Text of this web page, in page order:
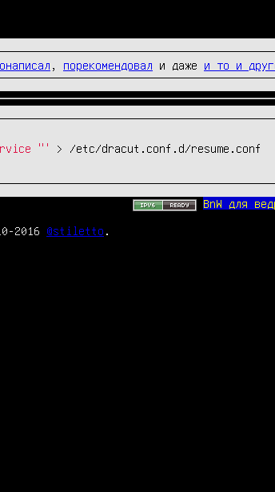
порекомендовал и даже и то и
"'
> /etc/dracut.conf.d/resume.conf
BnW для
2016 @stiletto